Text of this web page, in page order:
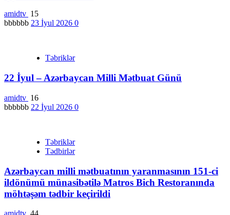
amidtv 15
bbbbbb 23 İyul 2026 0
Təbriklər
22 İyul – Azərbaycan Milli Mətbuat Günü
amidtv 16
bbbbbb 22 İyul 2026 0
Təbriklər
Tədbirlər
Azərbaycan milli mətbuatının yaranmasının 151-ci
ildönümü münasibətilə Matros Bich Restoranında
möhtəşəm tədbir keçirildi